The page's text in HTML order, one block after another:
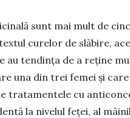
sunt mai mult de
curelor de slăbire,
au tendința de a reține
una din trei femei și
tra­tamentele cu
la nivelul feței, al